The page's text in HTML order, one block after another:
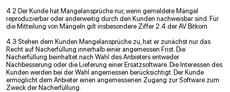
4.2 Der Kunde hat Mangelansprüche nur, wenn gemeldete Mängel
reproduzierbar oder anderweitig durch den Kunden nachweisbar sind. Für
die Mitteilung von Mängeln gilt insbesondere Ziffer 2.4 der AV Bitkom.
4.3 Stehen dem Kunden Mangelansprüche zu, hat er zunächst nur das
Recht auf Nacherfüllung innerhalb einer angemessen Frist. Die
Nacherfüllung beinhaltet nach Wahl des Anbieters entweder
Nachbesserung oder die Lieferung einer Ersatzsoftware. Die Interessen des
Kunden werden bei der Wahl angemessen berücksichtigt. Der Kunde
ermöglicht dem Anbieter einen angemessenen Zugang zur Software zum
Zweck der Nacherfüllung.